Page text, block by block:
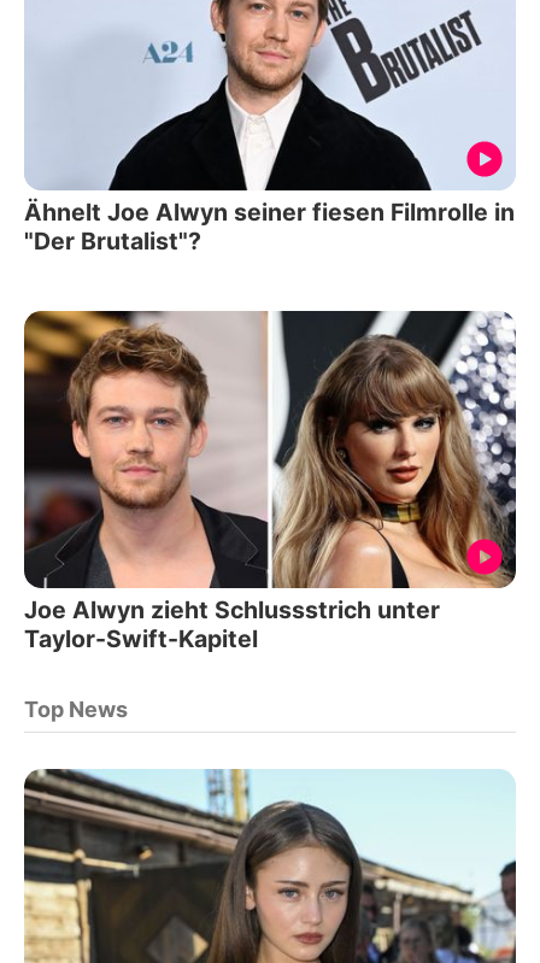
Ähnelt Joe Alwyn seiner fiesen Filmrolle in
"Der Brutalist"?
Joe Alwyn zieht Schlussstrich unter
Taylor-Swift-Kapitel
Top News